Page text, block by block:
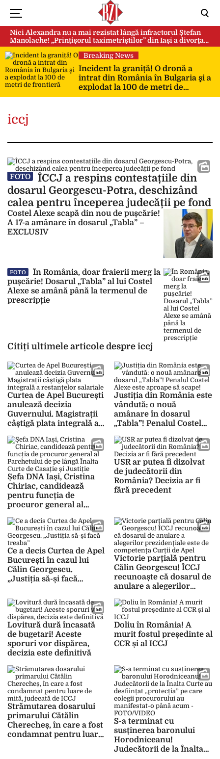
Nici Alexandra nu a mai rezistat lângă infractorul Ștefan
Manolache! „Prințișorul taximetriștilor” din Iași a divorţat
după doi ani de căsnicie
Breaking News
Incident la graniță! O dronă a
intrat din România în Bulgaria şi a
explodat la 100 de metri de
frontieră
iccj
FOTO
ÎCCJ a respins contestațiile din
dosarul Georgescu-Potra, deschizând
calea pentru începerea judecății pe fond
Costel Alexe scapă din nou de pușcărie!
A 17-a amânare în dosarul „Tabla” –
EXCLUSIV
FOTO
În România, doar fraierii merg la
pușcărie! Dosarul „Tabla” al lui Costel
Alexe se amână până la termenul de
prescripție
Citiți ultimele articole despre iccj
Curtea de Apel București
anulează decizia
Guvernului. Magistrații
câștigă plata integrală a
Justiția din România este
vândută: o nouă
amânare în dosarul
„Tabla”! Penalul Costel
scape!
Șefa DNA Iași, Cristina
Chiriac, candidează
pentru funcția de
procuror general al
Înalta Curte de Casație și
Justiție
USR ar putea fi dizolvat
de judecătorii din
România? Decizia ar fi
fără precedent
Ce a decis Curtea de Apel
București în cazul lui
Călin Georgescu.
„Justiția să-și facă
Victorie parțială pentru
Călin Georgescu! ÎCCJ
recunoaște că dosarul de
anulare a alegerilor
competența Curții de
Apel
Lovitură dură încasată
de bugetari! Aceste
sporuri vor dispărea,
decizia este definitivă
Doliu în România! A
murit fostul președinte al
CCR și al ICCJ
Strămutarea dosarului
primarului Cătălin
Cherecheș, în care a fost
condamnat pentru luare
S-a terminat cu
susținerea baronului
Horodniceanu!
Judecătorii de la Înalta